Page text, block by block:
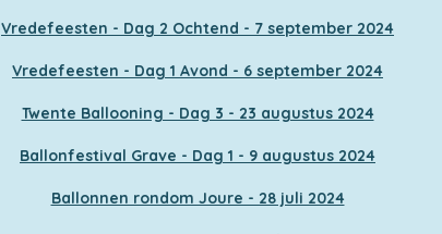
Vredefeesten - Dag 2 Ochtend - 7 september 2024
Vredefeesten - Dag 1 Avond - 6 september 2024
Twente Ballooning - Dag 3 - 23 augustus 2024
Ballonfestival Grave - Dag 1 - 9 augustus 2024
Ballonnen rondom Joure - 28 juli 2024